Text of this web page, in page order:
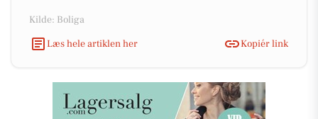
Kilde: Boliga
Læs hele artiklen her
Kopiér link